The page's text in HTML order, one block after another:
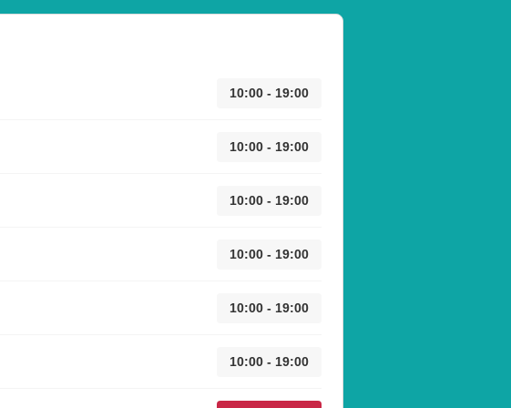
10:00 - 19:00
10:00 - 19:00
10:00 - 19:00
10:00 - 19:00
10:00 - 19:00
10:00 - 19:00